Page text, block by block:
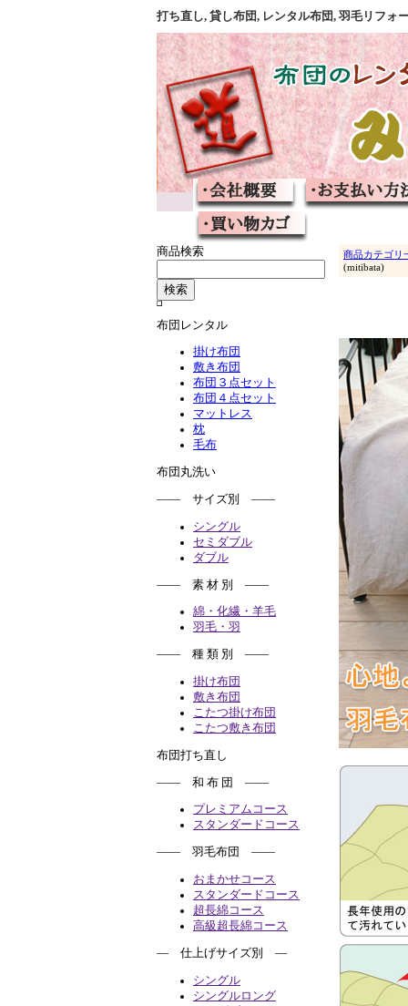
打ち直し, 貸し布団, レンタル布団, 羽毛リフ
商品検索
布団レンタル
掛け布団
敷き布団
布団３点セット
布団４点セット
マットレス
枕
毛布
布団丸洗い
―― サイズ別 ――
シングル
セミダブル
ダブル
―― 素 材 別 ――
綿・化繊・羊毛
羽毛・羽
―― 種 類 別 ――
掛け布団
敷き布団
こたつ掛け布団
こたつ敷き布団
布団打ち直し
―― 和 布 団 ――
プレミアムコース
スタンダードコース
―― 羽毛布団 ――
おまかせコース
スタンダードコース
超長綿コース
高級超長綿コース
― 仕上げサイズ別 ―
シングル
シングルロング
商品カテゴリ
(mitibata)